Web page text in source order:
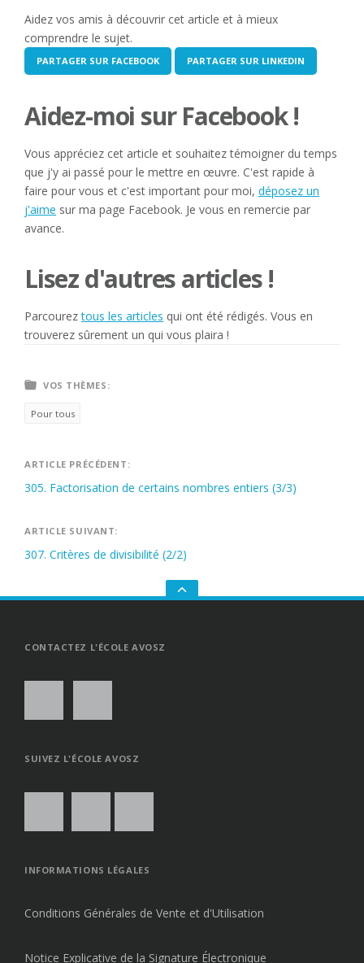
Aidez vos amis à découvrir cet article et à mieux
comprendre le sujet.
PARTAGER SUR FACEBOOK PARTAGER SUR LINKEDIN
Aidez-moi sur Facebook !
Vous appréciez cet article et souhaitez témoigner du temps
que j'y ai passé pour le mettre en œuvre. C'est rapide à
faire pour vous et c'est important pour moi, déposez un
j'aime sur ma page Facebook. Je vous en remercie par
avance.
Lisez d'autres articles !
Parcoureztous les articles qui ont été rédigés. Vous en
trouverez sûrement un qui vous plaira !
VOS THÈMES:
Pour tous
Navigation
de
l’article
ARTICLE PRÉCÉDENT:
305. Factorisation de certains nombres entiers (3/3)
ARTICLE SUIVANT:
307. Critères de divisibilité (2/2)
GO
CONTACTEZ L'ÉCOLE AVOSZ
SUIVEZ L'ÉCOLE AVOSZ
INFORMATIONS LÉGALES
Conditions Générales de Vente et d'Utilisation
Notice Explicative de la Signature Électronique